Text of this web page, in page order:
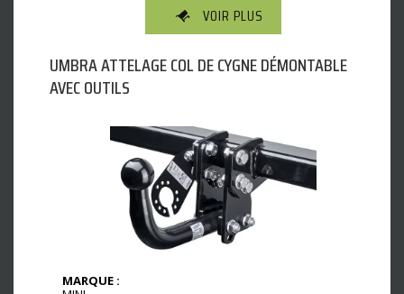
VOIR PLUS
UMBRA ATTELAGE COL DE CYGNE DÉMONTABLE
AVEC OUTILS
MARQUE :